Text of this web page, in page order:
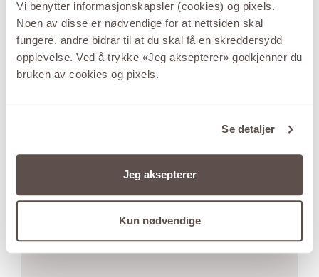
Vi benytter informasjonskapsler (cookies) og pixels.
Noen av disse er nødvendige for at nettsiden skal
fungere, andre bidrar til at du skal få en skreddersydd
opplevelse. Ved å trykke «Jeg aksepterer» godkjenner du
bruken av cookies og pixels.
Se detaljer
Jeg aksepterer
Kun nødvendige
ALLIANSE
Som en minnebok i diamanter lar Allianse™ hver
Se kolleksjonen fra ALLIANSE